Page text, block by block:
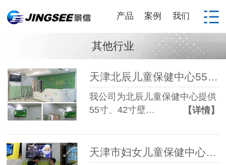
产品 案例 我们
其他行业
天津北辰儿童保健中心55寸、42寸壁挂式广告机
我公司为北辰儿童保健中心提供
55寸、42寸壁…
【详情】
天津市妇女儿童保健中心46寸、42寸、32寸壁挂广告机